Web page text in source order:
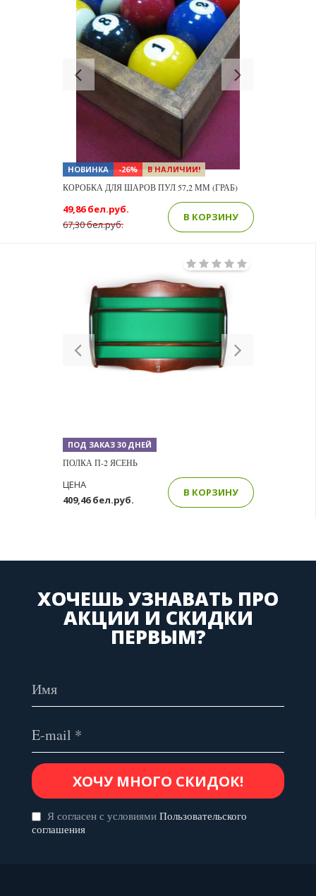
Previous
НОВИНКА -26% В НАЛИЧИИ!
КОРОБКА ДЛЯ ШАРОВ ПУЛ 57,2 ММ (ГРАБ)
67,30 бел.руб.
49,86 бел.руб.
В КОРЗИНУ
Previous
ПОД ЗАКАЗ 30 ДНЕЙ
ПОЛКА П-2 ЯСЕНЬ
409,46 бел.руб.
ЦЕНА
В КОРЗИНУ
ХОЧЕШЬ УЗНАВАТЬ ПРО
АКЦИИ И СКИДКИ
ПЕРВЫМ?
Я согласен с условиями Пользовательского
соглашения